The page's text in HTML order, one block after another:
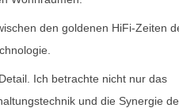
den goldenen HiFi-Zeiten
Ich betrachte nicht nur das
und die Synergie